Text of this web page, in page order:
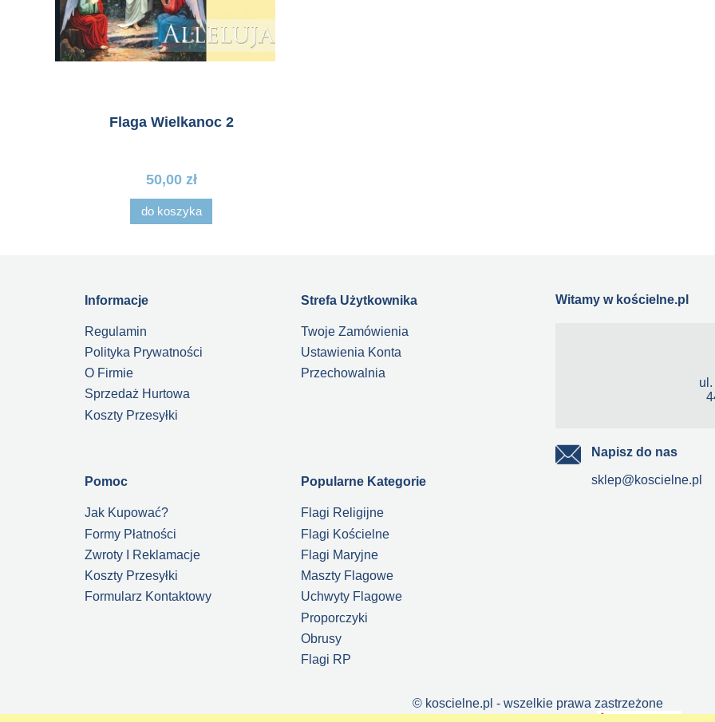
Flaga Wielkanoc 2
50,00 zł
do koszyka
Informacje
Regulamin
Polityka Prywatności
O Firmie
Sprzedaż Hurtowa
Koszty Przesyłki
Strefa Użytkownika
Twoje Zamówienia
Ustawienia Konta
Przechowalnia
Pomoc
Jak Kupować?
Formy Płatności
Zwroty I Reklamacje
Koszty Przesyłki
Formularz Kontaktowy
Popularne Kategorie
Flagi Religijne
Flagi Kościelne
Flagi Maryjne
Maszty Flagowe
Uchwyty Flagowe
Proporczyki
Obrusy
Flagi RP
Witamy w kościelne.pl
Napisz do nas
sklep@koscielne.pl
© koscielne.pl - wszelkie prawa zastrzeżone